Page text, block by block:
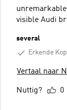
visible Audi
several
Erkende
Vertaal naar
Nuttig? 0